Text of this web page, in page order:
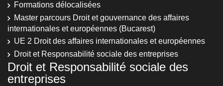
Formations délocalisées
Master parcours Droit et gouvernance des affaires
internationales et européennes (Bucarest)
UE 2 Droit des affaires internationales et européennes
Droit et Responsabilité sociale des entreprises
Droit et Responsabilité sociale des
entreprises